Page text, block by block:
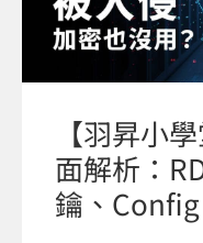
【羽昇小
面解析：
鑰、